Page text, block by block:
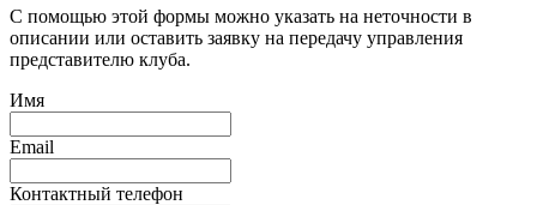
С помощью этой формы можно указать на неточности в
описании или оставить заявку на передачу управления
представителю клуба.
Имя
Email
Контактный телефон